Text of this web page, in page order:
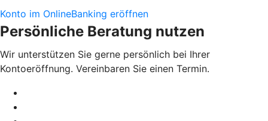
Konto im OnlineBanking eröffnen
Persönliche Beratung nutzen
Wir unterstützen Sie gerne persönlich bei Ihrer
Kontoeröffnung. Vereinbaren Sie einen Termin.